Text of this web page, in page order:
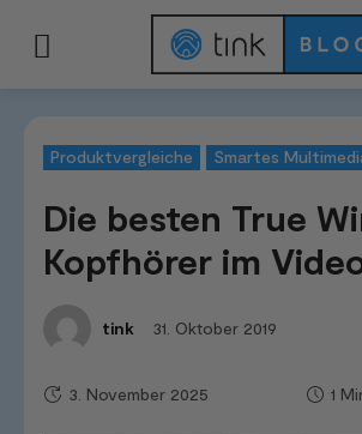
Produktvergleiche Smartes
Die besten True
Kopfhörer im
tink 31. Oktober 2019
1
3. November 2025